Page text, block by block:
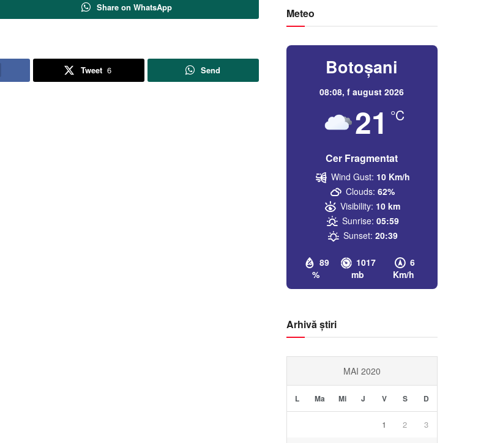
Share on WhatsApp
Tweet 6 Send
Meteo
Botoșani
08:08,f august 2026
21 °C
Cer Fragmentat
89
%
1017
mb
6
Km/h
Wind Gust: 10 Km/h
Clouds: 62%
Visibility: 10 km
Sunrise: 05:59
Sunset: 20:39
Arhivă știri
MAI 2020
L Ma Mi J V S D
1 2 3